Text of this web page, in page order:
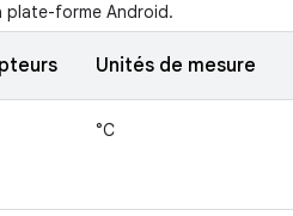
plate-forme Android.
Unités de mesure
°C